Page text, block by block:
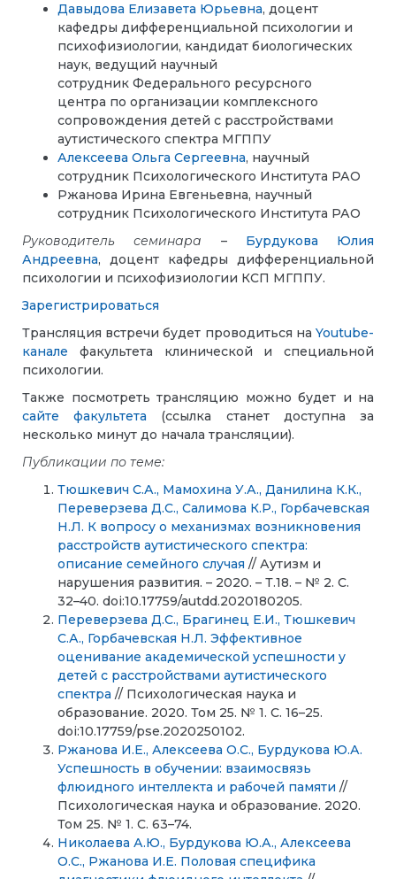
Давыдова Елизавета Юрьевна, доцент
кафедры дифференциальной психологии и
психофизиологии, кандидат биологических
наук, ведущий научный
сотрудник Федерального ресурсного
центра по организации комплексного
сопровождения детей с расстройствами
аутистического спектра МГППУ
Алексеева Ольга Сергеевна, научный
сотрудник Психологического Института РАО
Ржанова Ирина Евгеньевна, научный
сотрудник Психологического Института РАО
Руководитель семинара – Бурдукова Юлия
Андреевна, доцент кафедры дифференциальной
психологии и психофизиологии КСП МГППУ.
Зарегистрироваться
Трансляция встречи будет проводиться на Youtube-
канале факультета клинической и специальной
психологии.
Также посмотреть трансляцию можно будет и на
сайте факультета (ссылка станет доступна за
несколько минут до начала трансляции).
Публикации по теме:
Тюшкевич С.А., Мамохина У.А., Данилина К.К.,
Переверзева Д.С., Салимова К.Р., Горбачевская
Н.Л. К вопросу о механизмах возникновения
расстройств аутистического спектра:
описание семейного случая // Аутизм и
нарушения развития. – 2020. – Т.18. – № 2. С.
32–40. doi:10.17759/autdd.2020180205.
Переверзева Д.С., Брагинец Е.И., Тюшкевич
С.А., Горбачевская Н.Л. Эффективное
оценивание академической успешности у
детей с расстройствами аутистического
спектра // Психологическая наука и
образование. 2020. Том 25. № 1. С. 16–25.
doi:10.17759/pse.2020250102.
Ржанова И.Е., Алексеева О.С., Бурдукова Ю.А.
Успешность в обучении: взаимосвязь
флюидного интеллекта и рабочей памяти //
Психологическая наука и образование. 2020.
Том 25. № 1. С. 63–74.
Николаева А.Ю., Бурдукова Ю.А., Алексеева
О.С., Ржанова И.Е. Половая специфика